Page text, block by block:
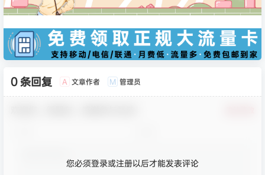
0 条回复 A 文章作者 M 管理员
您必须登录或注册以后才能发表评论